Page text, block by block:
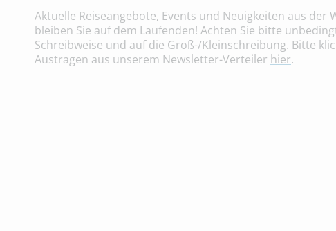
Aktuelle Reiseangebote, Events und Neuigkeiten aus der
bleiben Sie auf dem Laufenden! Achten Sie bitte
Schreibweise und auf die Groß-/Kleinschreibung. Bitte
Austragen aus unserem Newsletter-Verteiler hier.